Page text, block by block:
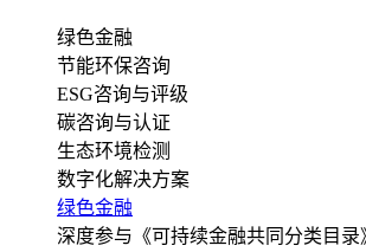
绿色金融
节能环保咨询
ESG咨询与评级
碳咨询与认证
生态环境检测
数字化解决方案
绿色金融
深度参与《可持续金融共同分类目录